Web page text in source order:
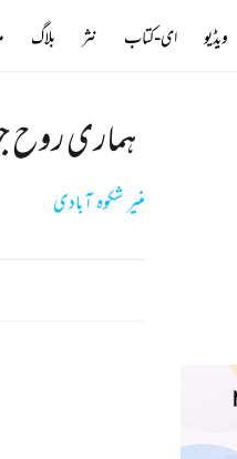
ہماری روح
منیر شکوہ آبادی
ویڈیو ای-کتاب نثر بلاگ